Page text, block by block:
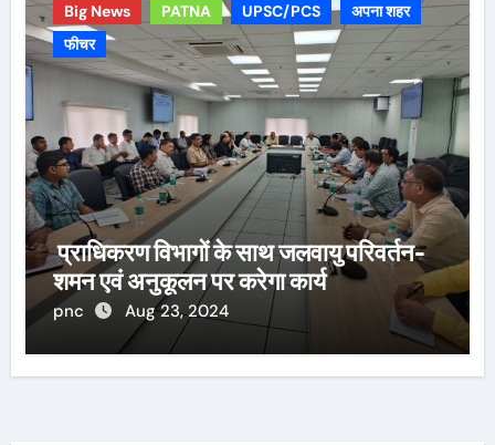
Big News PATNA UPSC/PCS
अपना शहर
फीचर
प्राधिकरण विभागों के साथ जलवायु परिवर्तन-
शमन एवं अनुकूलन पर करेगा कार्य
pnc Aug 23, 2024